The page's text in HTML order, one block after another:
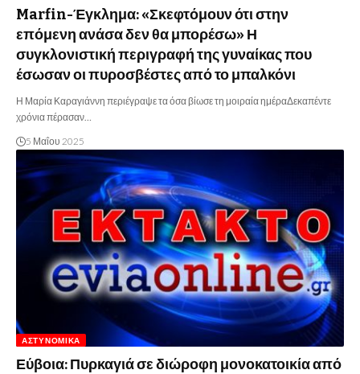
Marfin-Έγκλημα: «Σκεφτόμουν ότι στην
επόμενη ανάσα δεν θα μπορέσω» Η
συγκλονιστική περιγραφή της γυναίκας που
έσωσαν οι πυροσβέστες από το μπαλκόνι
Η Μαρία Καραγιάννη περιέγραψε τα όσα βίωσε τη μοιραία ημέραΔεκαπέντε
χρόνια πέρασαν…
5 Μαΐου 2025
ΑΣΤΥΝΟΜΙΚΆ
Εύβοια: Πυρκαγιά σε διώροφη μονοκατοικία από